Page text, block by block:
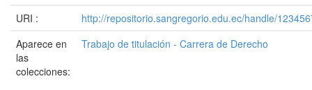
URI :
http://repositorio.sangregorio.edu.ec/handle/
Aparece en
las
colecciones:
Trabajo de titulación - Carrera de Derecho